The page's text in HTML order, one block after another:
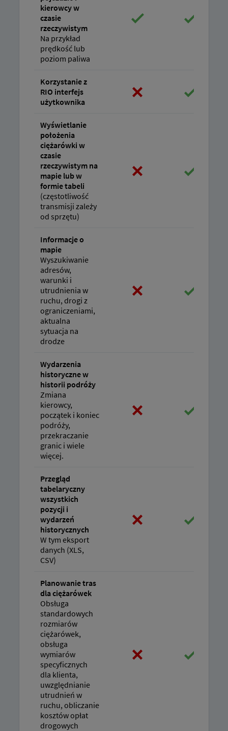
kierowcy w
czasie
rzeczywistym
Na przykład
prędkość lub
poziom paliwa
Korzystanie z
RIO interfejs
użytkownika
Wyświetlanie
położenia
ciężarówki w
czasie
rzeczywistym na
mapie lub w
formie tabeli
(częstotliwość
transmisji zależy
od sprzętu)
Informacje o
mapie
Wyszukiwanie
adresów,
warunki i
utrudnienia w
ruchu, drogi z
ograniczeniami,
aktualna
sytuacja na
drodze
Wydarzenia
historyczne w
historii podróży
Zmiana
kierowcy,
początek i koniec
podróży,
przekraczanie
granic i wiele
więcej.
Przegląd
tabelaryczny
wszystkich
pozycji i
wydarzeń
historycznych
W tym eksport
danych (XLS,
CSV)
Planowanie tras
dla ciężarówek
Obsługa
standardowych
rozmiarów
ciężarówek,
obsługa
wymiarów
specyficznych
dla klienta,
uwzględnianie
utrudnień w
ruchu, obliczanie
kosztów opłat
drogowych